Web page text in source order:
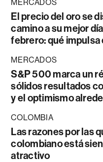
MERCADOS
El precio del oro se
camino a su mejor
febrero: qué
MERCADOS
S&P 500 marca un
sólidos resultados
y el optimismo
COLOMBIA
Las razones por las
colombiano está
atractivo